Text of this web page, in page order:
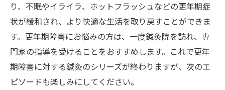
り、不眠やイライラ、ホットフラッシュなどの更年期症
状が緩和され、より快適な生活を取り戻すことができま
す。更年期障害にお悩みの方は、一度鍼灸院を訪れ、専
門家の指導を受けることをおすすめします。これで更年
期障害に対する鍼灸のシリーズが終わりますが、次のエ
ピソードも楽しみにしてください。